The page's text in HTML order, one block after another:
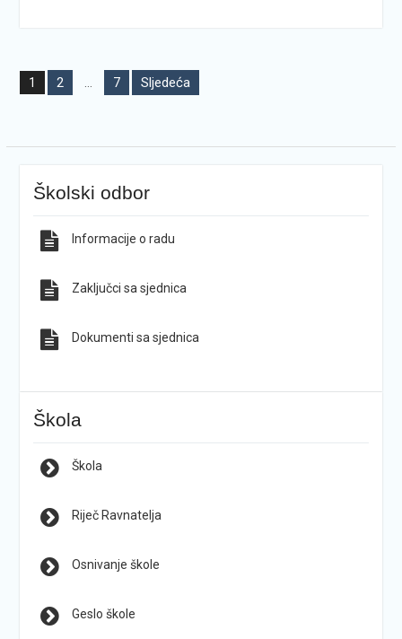
Brojevi
stranica
1 2 7 Sljedeća
Školski odbor
Informacije o radu
Zaključci sa sjednica
Dokumenti sa sjednica
Škola
Škola
Riječ Ravnatelja
Osnivanje škole
Geslo škole